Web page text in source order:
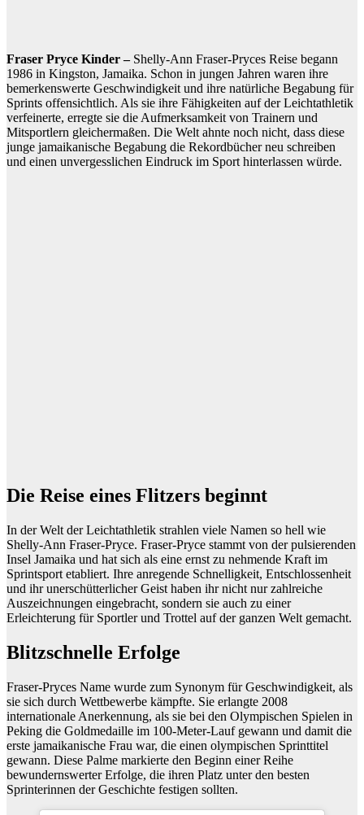
Fraser Pryce Kinder – Shelly-Ann Fraser-Pryces Reise begann
1986 in Kingston, Jamaika. Schon in jungen Jahren waren ihre
bemerkenswerte Geschwindigkeit und ihre natürliche Begabung für
Sprints offensichtlich. Als sie ihre Fähigkeiten auf der Leichtathletik
verfeinerte, erregte sie die Aufmerksamkeit von Trainern und
Mitsportlern gleichermaßen. Die Welt ahnte noch nicht, dass diese
junge jamaikanische Begabung die Rekordbücher neu schreiben
und einen unvergesslichen Eindruck im Sport hinterlassen würde.
Die Reise eines Flitzers beginnt
In der Welt der Leichtathletik strahlen viele Namen so hell wie
Shelly-Ann Fraser-Pryce. Fraser-Pryce stammt von der pulsierenden
Insel Jamaika und hat sich als eine ernst zu nehmende Kraft im
Sprintsport etabliert. Ihre anregende Schnelligkeit, Entschlossenheit
und ihr unerschütterlicher Geist haben ihr nicht nur zahlreiche
Auszeichnungen eingebracht, sondern sie auch zu einer
Erleichterung für Sportler und Trottel auf der ganzen Welt gemacht.
Blitzschnelle Erfolge
Fraser-Pryces Name wurde zum Synonym für Geschwindigkeit, als
sie sich durch Wettbewerbe kämpfte. Sie erlangte 2008
internationale Anerkennung, als sie bei den Olympischen Spielen in
Peking die Goldmedaille im 100-Meter-Lauf gewann und damit die
erste jamaikanische Frau war, die einen olympischen Sprinttitel
gewann. Diese Palme markierte den Beginn einer Reihe
bewundernswerter Erfolge, die ihren Platz unter den besten
Sprinterinnen der Geschichte festigen sollten.